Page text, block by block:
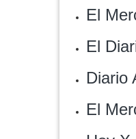
El
El
Diario
El